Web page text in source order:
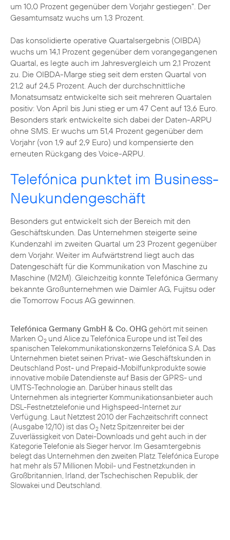
um 10,0 Prozent gegenüber dem Vorjahr gestiegen". Der
Gesamtumsatz wuchs um 1,3 Prozent.
Das konsolidierte operative Quartalsergebnis (OIBDA)
wuchs um 14,1 Prozent gegenüber dem vorangegangenen
Quartal, es legte auch im Jahresvergleich um 2,1 Prozent
zu. Die OIBDA-Marge stieg seit dem ersten Quartal von
21,2 auf 24,5 Prozent. Auch der durchschnittliche
Monatsumsatz entwickelte sich seit mehreren Quartalen
positiv: Von April bis Juni stieg er um 47 Cent auf 13,6 Euro.
Besonders stark entwickelte sich dabei der Daten-ARPU
ohne SMS. Er wuchs um 51,4 Prozent gegenüber dem
Vorjahr (von 1,9 auf 2,9 Euro) und kompensierte den
erneuten Rückgang des Voice-ARPU.
Telefónica punktet im Business-
Neukundengeschäft
Besonders gut entwickelt sich der Bereich mit den
Geschäftskunden. Das Unternehmen steigerte seine
Kundenzahl im zweiten Quartal um 23 Prozent gegenüber
dem Vorjahr. Weiter im Aufwärtstrend liegt auch das
Datengeschäft für die Kommunikation von Maschine zu
Maschine (M2M). Gleichzeitig konnte Telefónica Germany
bekannte Großunternehmen wie Daimler AG, Fujitsu oder
die Tomorrow Focus AG gewinnen.
Telefónica Germany GmbH & Co. OHG gehört mit seinen
Marken O2 und Alice zu Telefónica Europe und ist Teil des
spanischen Telekommunikationskonzerns Telefónica S.A. Das
Unternehmen bietet seinen Privat- wie Geschäftskunden in
Deutschland Post- und Prepaid-Mobilfunkprodukte sowie
innovative mobile Datendienste auf Basis der GPRS- und
UMTS-Technologie an. Darüber hinaus stellt das
Unternehmen als integrierter Kommunikationsanbieter auch
DSL-Festnetztelefonie und Highspeed-Internet zur
Verfügung. Laut Netztest 2010 der Fachzeitschrift connect
(Ausgabe 12/10) ist das O2 Netz Spitzenreiter bei der
Zuverlässigkeit von Datei-Downloads und geht auch in der
Kategorie Telefonie als Sieger hervor. Im Gesamtergebnis
belegt das Unternehmen den zweiten Platz. Telefónica Europe
hat mehr als 57 Millionen Mobil- und Festnetzkunden in
Großbritannien, Irland, der Tschechischen Republik, der
Slowakei und Deutschland.